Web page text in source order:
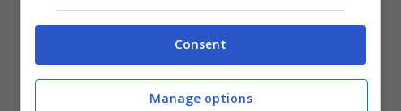
anche se occorre stabilire un rapporto di
fiducia.
Consent
Manage options